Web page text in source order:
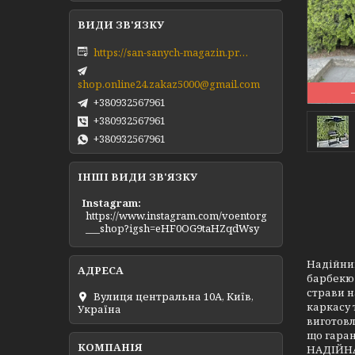
барбекю
страви
каркасу
що
https://san-sanych-magazin.prom.ua/ua/
shop.online24.zakaz5000@gmail.com
+380932567961
+380932567961
+380932567961
ІНШІ ВИДИ ЗВ'ЯЗКУ
Instagram
https://www.instagram.com/voentorg
___shop?igsh=eHF0OG9taHZqdWsy
Вулиця центральна 10А, Київ,
Україна